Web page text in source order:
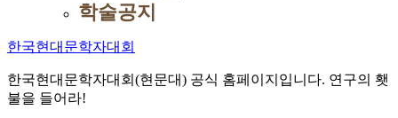
학술공지
한국현대문학자대회
한국현대문학자대회(현문대) 공식 홈페이지입니다. 연구의 횃
불을 들어라!